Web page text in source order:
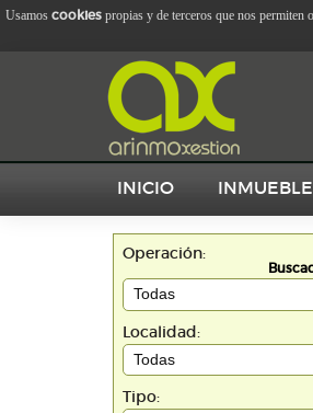
INICIO
Operación:
Localidad:
Tipo:
Usamos cookies propias y de terceros que nos permiten